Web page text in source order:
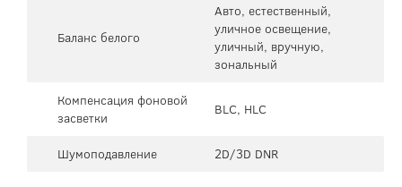
Баланс белого
Авто, естественный,
уличное освещение,
уличный, вручную,
зональный
Компенсация фоновой
засветки
BLC, HLC
Шумоподавление 2D/3D DNR